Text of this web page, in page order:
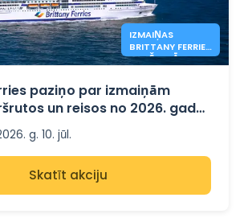
IZMAIŅAS
BRITTANY FERRIES
MARŠRUTĀ
paziņo par izmaiņām
un reisos no 2026. gada
g. 10. jūl.
Skatīt akciju